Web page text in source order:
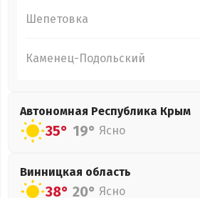
Шепетовка
Каменец-Подольский
Автономная Республика Крым
35° 19° Ясно
Винницкая область
38° 20° Ясно